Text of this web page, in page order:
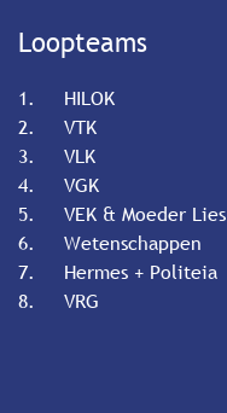
Loopteams
1.
​HILOK
2.
​VTK
3.
​VLK
4.
​VGK
5.
​VEK & Moeder Lies
6.
​Wetenschappen
7.
​Hermes + Politeia
8.
​VRG